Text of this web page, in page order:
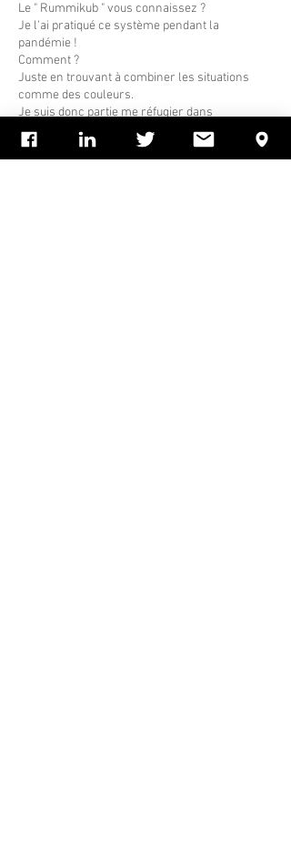
Le " Rummikub " vous connaissez ?
Je l'ai pratiqué ce système pendant la
pandémie !
Comment ?
Juste en trouvant à combiner les situations
comme des couleurs.
Je suis donc partie me réfugier dans
l'imaginaire salvateur, en faisant appel au
pouvoir d'écrire toutes les sensations du
moment, pour les partager ensuite